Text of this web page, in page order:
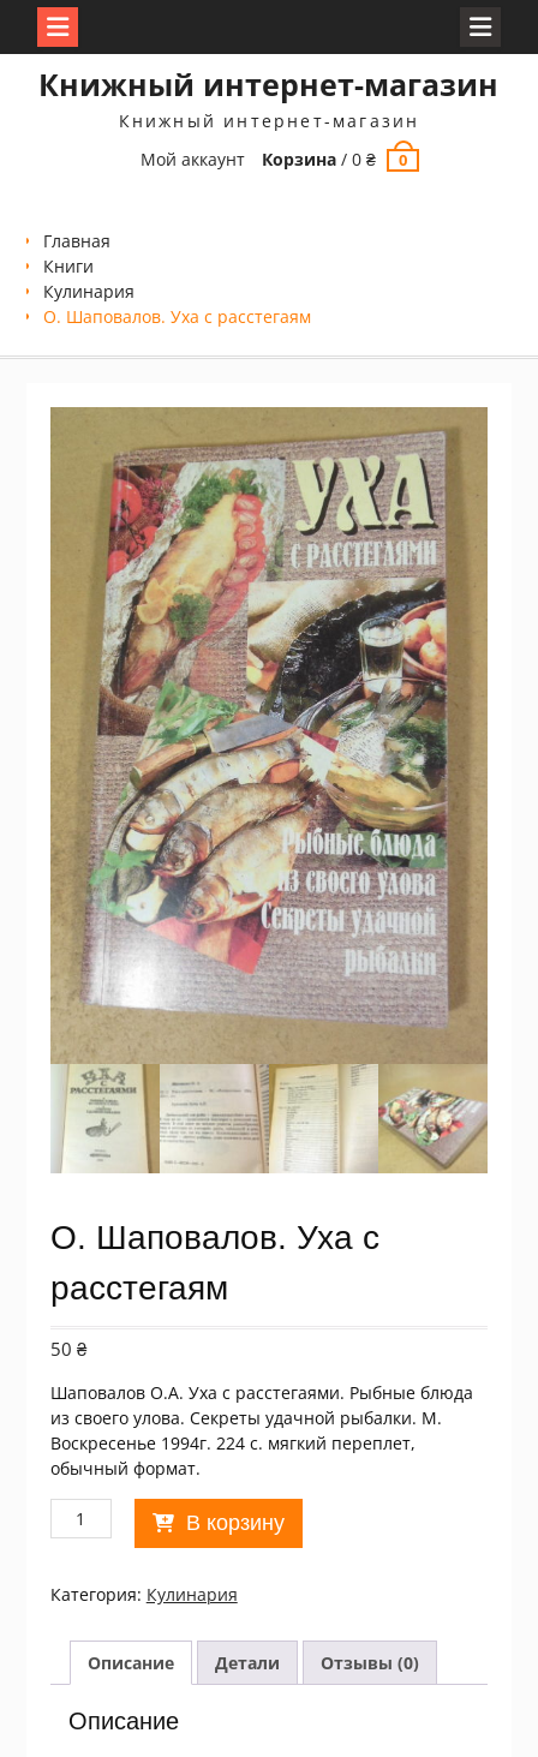
Книжный интернет-магазин
Книжный интернет-магазин
Мой аккаунт
Корзина /0₴ 0
Главная
Книги
Кулинария
О. Шаповалов. Уха с расстегаям
О. Шаповалов. Уха с
расстегаям
50 ₴
Шаповалов О.А. Уха с расстегаями. Рыбные блюда
из своего улова. Секреты удачной рыбалки. М.
Воскресенье 1994г. 224 с. мягкий переплет,
обычный формат.
Количество
товара
Шаповалов.
расстегаям
В корзину
Категория: Кулинария
Описание Детали Отзывы (0)
Описание